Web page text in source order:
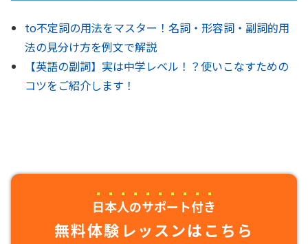
to不定詞の用法をマスター！名詞・形容詞・副詞的用
法の見分け方を例文で解説
【英語の副詞】実は中学レベル！？使いこなすための
コツをご紹介します！
日本人のサポート付き
無料体験レッスンはこちら